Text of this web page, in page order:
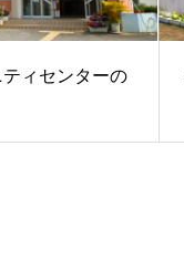
ィセンターの